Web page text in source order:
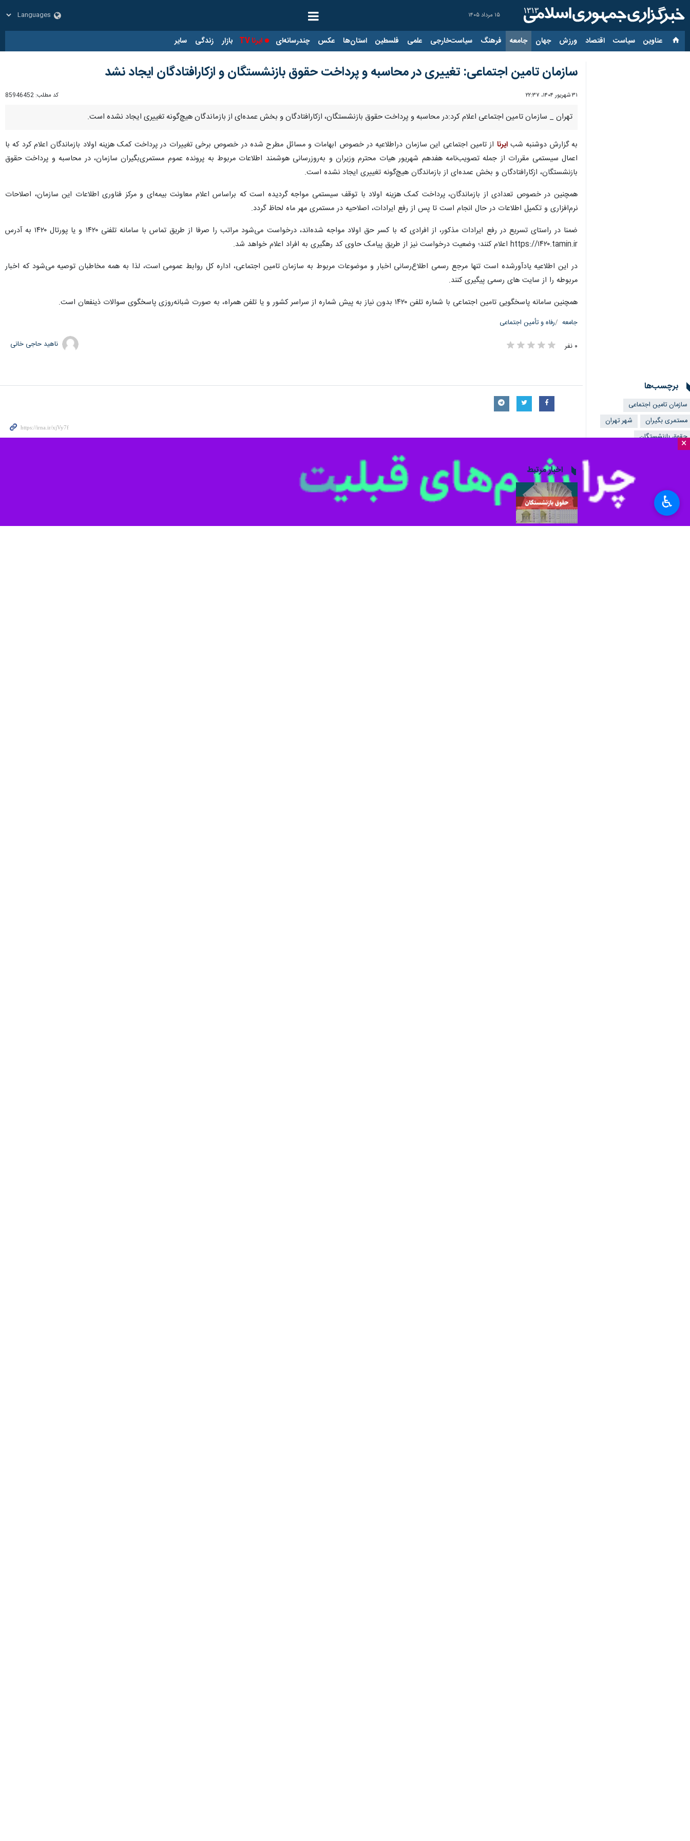
۱۵ مرداد ۱۴۰۵
عناوین‌ سیاست اقتصاد ورزش جهان جامعه فرهنگ سیاست‌خارجی علمی فلسطین استان‌ها عکس چندرسانه‌ای ایرنا TV بازار زندگی سایر
×
سازمان تامین اجتماعی: تغییری در محاسبه و پرداخت حقوق بازنشستگان و ازکارافتادگان ایجاد نشد
۳۱ شهریور ۱۴۰۴، ۲۲:۳۷ کد مطلب: 85946452
تهران _ سازمان تامین اجتماعی اعلام کرد:در محاسبه و پرداخت حقوق بازنشستگان، ازکارافتادگان و بخش عمده‌ای از بازماندگان هیچ‌گونه تغییری ایجاد نشده است.
به گزارش دوشنبه شبایرنا از تامین اجتماعی این سازمان دراطلاعیه در خصوص ابهامات و مسائل مطرح شده در خصوص برخی تغییرات در پرداخت کمک هزینه اولاد بازماندگان اعلام کرد که با
اعمال سیستمی مقررات از جمله تصویب‌نامه هفدهم شهریور هیات محترم وزیران و به‌روزرسانی هوشمند اطلاعات مربوط به پرونده عموم مستمری‌بگیران سازمان، در محاسبه و پرداخت حقوق
بازنشستگان، ازکارافتادگان و بخش عمده‌ای از بازماندگان هیچ‌گونه تغییری ایجاد نشده است.
همچنین در خصوص تعدادی از بازماندگان، پرداخت کمک هزینه اولاد با توقف سیستمی مواجه گردیده است که براساس اعلام معاونت بیمه‌ای و مرکز فناوری اطلاعات این سازمان، اصلاحات
نرم‌افزاری و تکمیل اطلاعات در حال انجام است تا پس از رفع ایرادات، اصلاحیه در مستمری مهر ماه لحاظ گردد.
ضمنا در راستای تسریع در رفع ایرادات مذکور، از افرادی که با کسر حق اولاد مواجه شده‌اند، درخواست می‌شود مراتب را صرفا از طریق تماس با سامانه تلفنی ۱۴۲۰ و یا پورتال ۱۴۲۰ به آدرس
https://۱۴۲۰.tamin.ir اعلام کنند؛ وضعیت درخواست نیز از طریق پیامک حاوی کد رهگیری به افراد اعلام خواهد شد.
در این اطلاعیه یادآورشده است تنها مرجع رسمی اطلاع‌رسانی اخبار و موضوعات مربوط به سازمان تامین اجتماعی، اداره کل روابط عمومی است، لذا به همه مخاطبان توصیه می‌شود که اخبار
مربوطه را از سایت های رسمی پیگیری کنند.
همچنین سامانه پاسخگویی تامین اجتماعی با شماره تلفن ۱۴۲۰ بدون نیاز به پیش شماره از سراسر کشور و یا تلفن همراه، به صورت شبانه‌روزی پاسخگوی سوالات ذینفعان است.
جامعه رفاه و تأمین اجتماعی
۰ نفر ناهید حاجی خانی
برچسب‌ها
سازمان تامین اجتماعی
مستمری بگیران
شهر تهران
حقوق بازنشستگان
بازنشستگان
اخبار مرتبط
آغاز پرداخت حقوق شهریورماه بازنشستگان و مستمری‌بگیران تأمین اجتماعی
تهران - ایرنا - پرداخت حقوق شهریور بازنشستگان و مستمری‌بگیران سازمان تأمین اجتماعی و پرداخت… ♿︎